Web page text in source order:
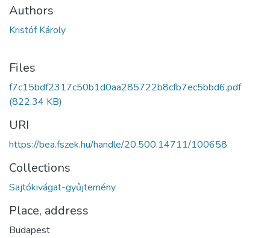
Authors
Kristóf Károly
Files
f7c15bdf2317c50b1d0aa285722b8cfb7ec5bbd6.pdf
(822.34 KB)
URI
https://bea.fszek.hu/handle/20.500.14711/100658
Collections
Sajtókivágat-gyűjtemény
Place, address
Budapest